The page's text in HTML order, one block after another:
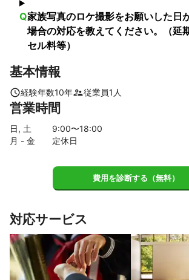
Q家族写真のロケ撮影をお願いした日
場合の対応を教えてください。（延
セル料等）
基本情報
経験年数10年 従業員1 人
営業時間
日, 土 9:00〜18:00
月 - 金
定休日
費用を診断する（無料）
対応サービス